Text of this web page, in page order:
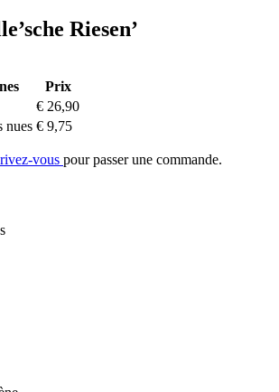
Riesen’
Prix
€ 26,90
nues € 9,75
vous pour passer une commande.